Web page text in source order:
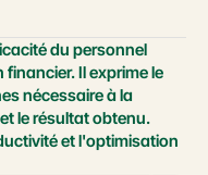
du personnel
financier. Il exprime le
nécessaire à la
le résultat obtenu.
et l'optimisation